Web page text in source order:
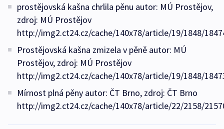
prostějovská kašna chrlila pěnu autor: MÚ Prostějov,
zdroj: MÚ Prostějov
http://img2.ct24.cz/cache/140x78/article/19/1848/
Prostějovská kašna zmizela v pěně autor: MÚ
Prostějov, zdroj: MÚ Prostějov
http://img2.ct24.cz/cache/140x78/article/19/1848/
Mírnost plná pěny autor: ČT Brno, zdroj: ČT Brno
http://img2.ct24.cz/cache/140x78/article/22/2158/